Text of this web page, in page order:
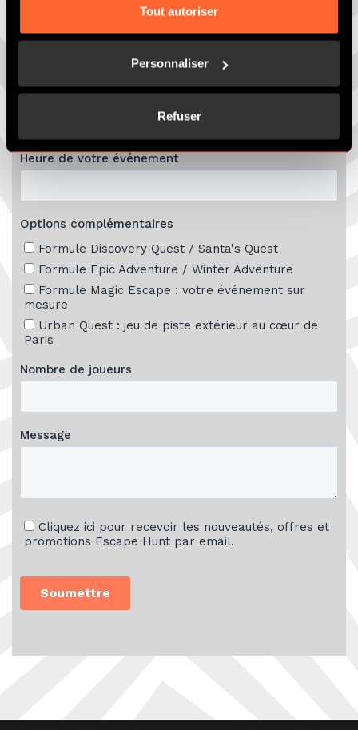
Tout autoriser
Personnaliser
Refuser